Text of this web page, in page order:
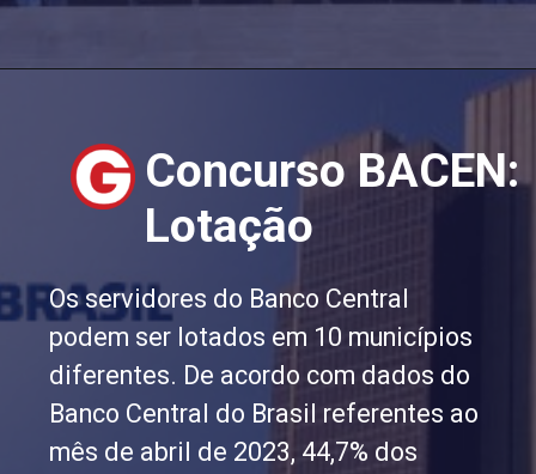
Concurso BACEN:
Lotação
Os servidores do Banco Central
podem ser lotados em 10 municípios
diferentes. De acordo com dados do
Banco Central do Brasil referentes ao
mês de abril de 2023, 44,7% dos